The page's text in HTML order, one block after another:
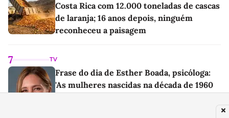
Costa Rica com 12.000 toneladas de cascas
de laranja; 16 anos depois, ninguém
reconheceu a paisagem
7 TV
Frase do dia de Esther Boada, psicóloga:
'As mulheres nascidas na década de 1960